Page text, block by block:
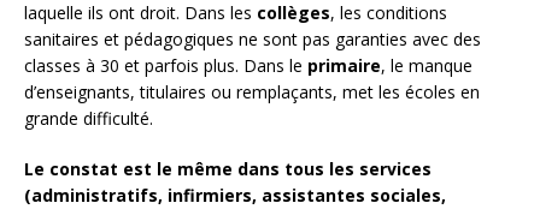
laquelle ils ont droit. Dans les collèges, les conditions
sanitaires et pédagogiques ne sont pas garanties avec des
classes à 30 et parfois plus. Dans le primaire, le manque
d’enseignants, titulaires ou remplaçants, met les écoles en
grande difficulté.
Le constat est le même dans tous les services
(administratifs, infirmiers, assistantes sociales,